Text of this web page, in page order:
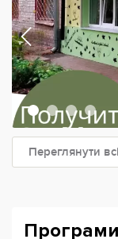
Переглянути